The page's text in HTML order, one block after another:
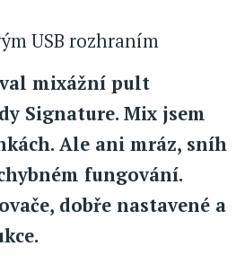
USB rozhraním
mixážní pult
Signature. Mix jsem
Ale ani mráz, sníh
fungování.
dobře nastavené a